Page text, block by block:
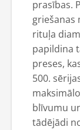
prasības.
griešanas
rituļa
papildina
preses,
500.
blīvumu
tādējādi